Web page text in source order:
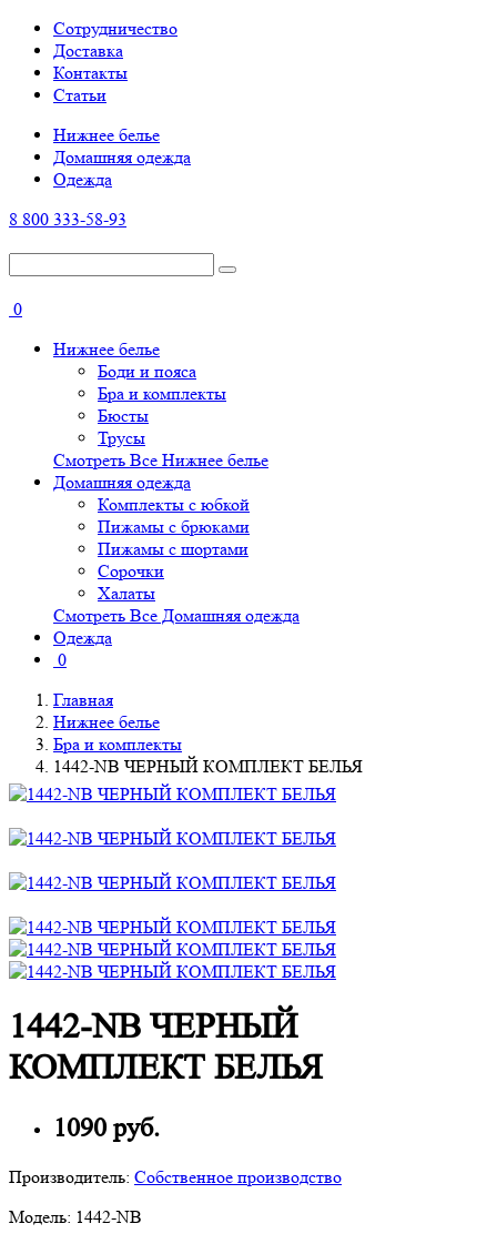
Cотрудничество
Доставка
Контакты
Статьи
Нижнее белье
Домашняя одежда
Одежда
8 800 333-58-93
0
Нижнее белье
Боди и пояса
Бра и комплекты
Бюсты
Трусы
Смотреть Все Нижнее белье
Домашняя одежда
Комплекты с юбкой
Пижамы с брюками
Пижамы с шортами
Сорочки
Халаты
Смотреть Все Домашняя одежда
Одежда
0
Главная
Нижнее белье
Бра и комплекты
1442-NB ЧЕРНЫЙ КОМПЛЕКТ БЕЛЬЯ
1442-NB ЧЕРНЫЙ
КОМПЛЕКТ БЕЛЬЯ
1090 руб.
Производитель: Собственное производство
Модель: 1442-NB